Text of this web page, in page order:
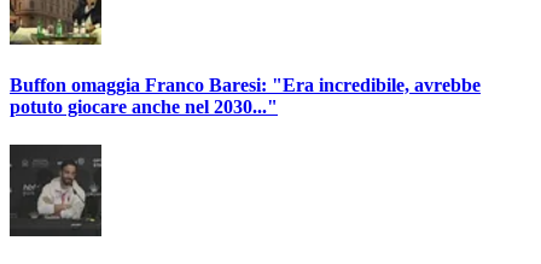
Buffon omaggia Franco Baresi: "Era incredibile, avrebbe
potuto giocare anche nel 2030..."